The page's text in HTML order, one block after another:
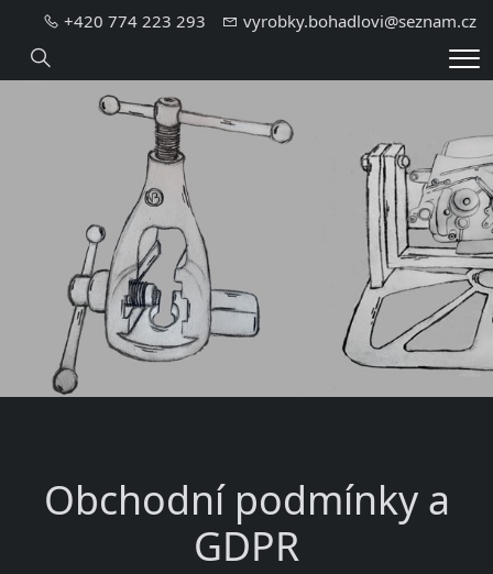
+420 774 223 293 vyrobky.bohadlovi@seznam.cz
Hledání
Obchodní podmínky a
GDPR